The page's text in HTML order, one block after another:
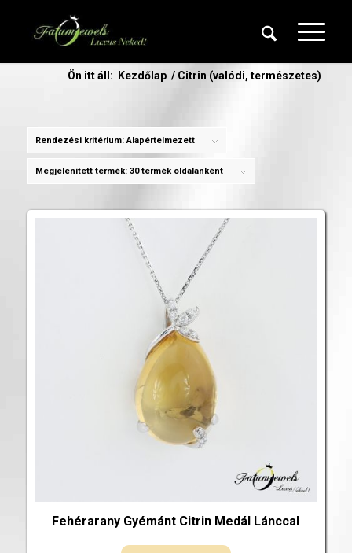
Ön itt áll: Kezdőlap / Citrin (valódi, természetes)
Rendezési kritérium:Alapértelmezett
Megjelenített termék: 30 termék oldalanként
Fehérarany Gyémánt Citrin Medál Lánccal